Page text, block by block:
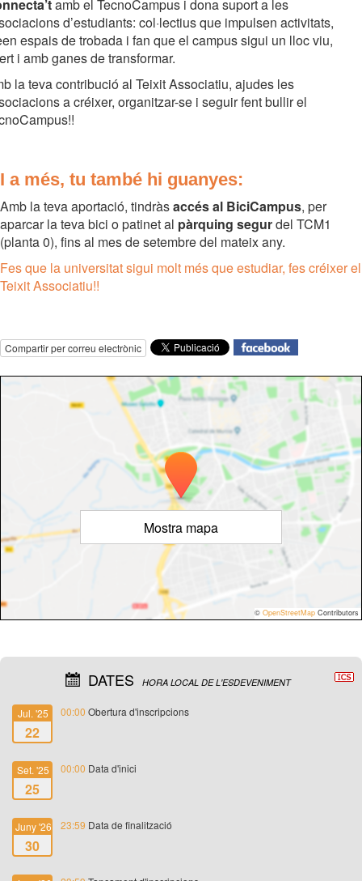
amb el TecnoCampus i dona suport a les
d’estudiants: col·lectius que impulsen activitats,
espais de trobada i fan que el campus sigui un lloc viu,
i amb ganes de transformar.
la teva contribució al Teixit Associatiu, ajudes les
a créixer, organitzar-se i seguir fent bullir el
I a més, tu també hi guanyes:
Amb la teva aportació, tindràsaccés al BiciCampus, per
aparcar la teva bici o patinet al pàrquing segurdel TCM1
(planta 0), fins al mes de setembre del mateix any.
Fes que la universitat sigui molt més que estudiar, fes créixer el
Teixit Associatiu!!
Compartir per correu electrònic
Mostra mapa
© OpenStreetMap Contributors
DATES HORA LOCAL DE L'ESDEVENIMENT
Jul. '25
22
00:00 Obertura d'inscripcions
Set. '25
25
00:00 Data d'inici
Juny '26
30
23:59 Data de finalització